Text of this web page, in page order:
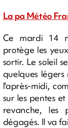
La pa Météo
Ce mardi 14
protège les
sortir. Le soleil
quelques
l'après-midi,
sur les pentes
revanche, les
dégagés. Il va